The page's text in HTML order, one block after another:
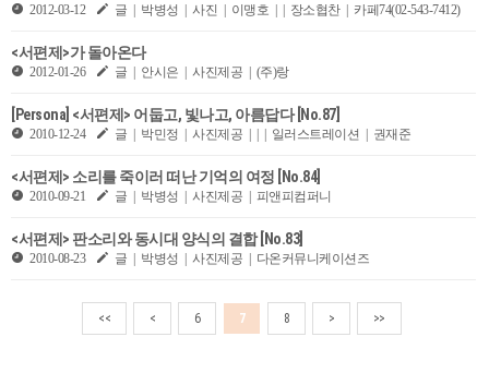
2012-03-12 글 | 박병성 | 사진 | 이맹호 | | 장소협찬 | 카페74(02-543-7412)
<서편제>가 돌아온다
2012-01-26 글 | 안시은 | 사진제공 | (주)랑
[Persona] <서편제> 어둡고, 빛나고, 아름답다 [No.87]
2010-12-24 글 | 박민정 | 사진제공 | | | 일러스트레이션 | 권재준
<서편제> 소리를 죽이러 떠난 기억의 여정 [No.84]
2010-09-21 글 | 박병성 | 사진제공 | 피앤피컴퍼니
<서편제> 판소리와 동시대 양식의 결합 [No.83]
2010-08-23 글 | 박병성 | 사진제공 | 다온커뮤니케이션즈
<< < 6 7 8 > >>